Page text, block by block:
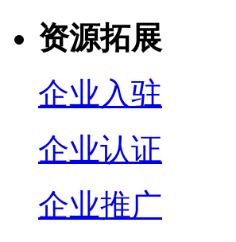
资源拓展
企业入驻
企业认证
企业推广